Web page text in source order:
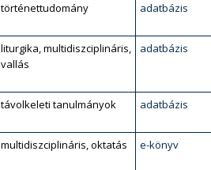
történettudomány
adatbázis
liturgika, multidiszciplináris,
vallás
adatbázis
távolkeleti tanulmányok adatbázis
multidiszciplináris, oktatás e-könyv